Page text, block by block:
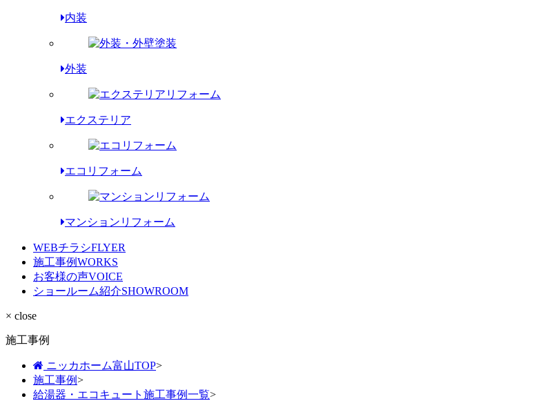
内装
外装
エクステリア
エコリフォーム
マンションリフォーム
WEBチラシFLYER
施工事例WORKS
お客様の声VOICE
ショールーム紹介SHOWROOM
× close
施工事例
ニッカホーム富山TOP>
施工事例>
給湯器・エコキュート施工事例一覧>